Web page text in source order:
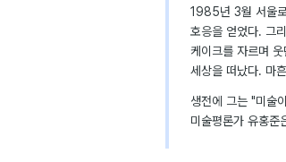
1985년 3월 서울
호응을 얻었다. 그
케이크를 자르며
세상을 떠났다. 마
생전에 그는 "미술
미술평론가 유홍준